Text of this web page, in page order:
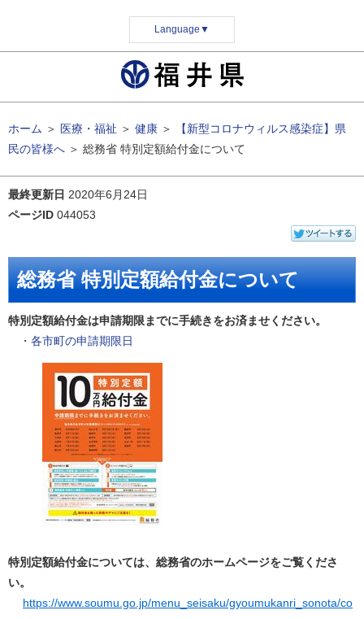
Language ▼
ホーム ＞ 医療・福祉 ＞ 健康 ＞
【新型コロナウィルス感染症】県
民の皆様へ ＞ 総務省 特別定額給付金について
最終更新日 2020年6月24日
ページID 044053
総務省 特別定額給付金について
特別定額給付金は申請期限までに手続きをお済ませください。
・ 各市町の申請期限日
特別定額給付金については、総務省のホームページをご覧くださ
い。
https://www.soumu.go.jp/menu_seisaku/gyoumukanri_sonota/co